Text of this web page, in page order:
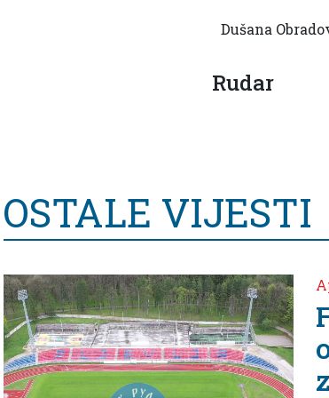
Dušana
Rudar
OSTALE VIJESTI
Tražimo
da nas
nepravde